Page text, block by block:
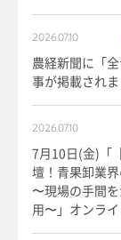
2026.07.10
農経新聞に「
事が掲載され
2026.07.10
7月10日(金)「
壇！青果卸業
〜現場の手間
用〜」オンラ